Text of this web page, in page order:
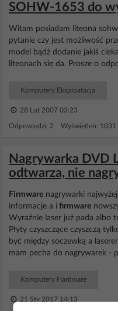
SOHW-1653 do
Witam posiadam liteona
pytanie czy jest możliwość
model bądż dodanie jakiś
liteonach sie da. Prosze o
Komputery Eksploatacja
28 Lut 2007 03:23
Odpowiedzi: 2 Wyświetleń: 1031
Nagrywarka DVD
odtwarza, nie
Firmware nagrywarki
informacje a i firmware
Wyraźnie laser już pada albo
Płyty czyszczące czyszczą
być między soczewką a
mam pecha do nagrywarek -
Komputery Hardware
21 Sty 2017 14:13